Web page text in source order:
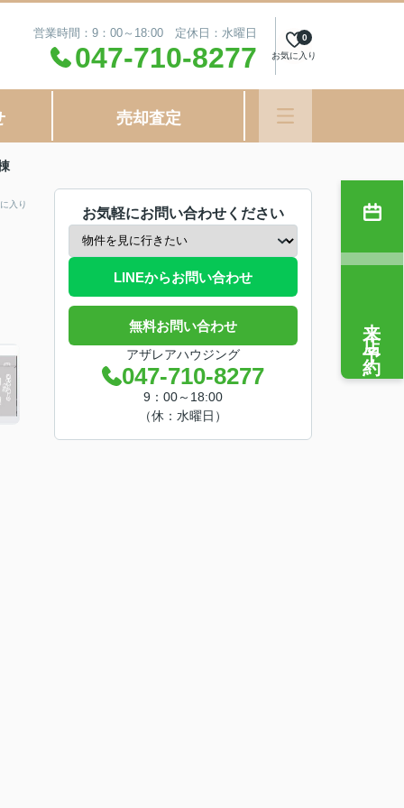
営業時間：9：00～18:00 定休日：水曜日
047-710-8277 お気に入り
0
売却査定
入り
お気軽にお問い合わせください
LINEからお問い合わせ
無料お問い合わせ
アザレアハウジング
047-710-8277
9：00～18:00
（休：水曜日）
来店予約